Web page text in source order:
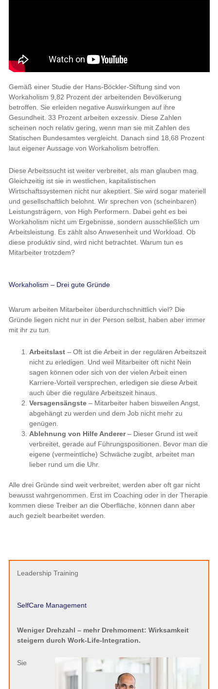
Gemäß einer Studie der Hans-Böckler-Stiftung sind von
Workaholism 9,82 Prozent der arbeitenden Bevölkerung
betroffen. Sie erleiden negative Auswirkungen auf ihre
Gesundheit. 33 Prozent arbeiten exzessiv. Diese Zahlen
scheinen noch relativ gering, wenn man sie mit Zahlen des
Statischen Bundesamtes vergleicht. Danach sind 18,68 Prozent
laut eigener Aussage von Workaholism betroffen.
Diese Arbeitssucht ist weiter verbreitet, als man glauben mag.
Gleichzeitig ist sie in westlichen, kapitalistischen
Wirtschaftssystemen nicht nur akeptiert. Sie wird sogar materiell
und gesellschaftlich belohnt. Wir sprechen von (scheinbaren)
Leistungsträgern, von High Performern. Dabei geht es bei
Workaholism nicht um Ergebnisse, sondern ausschließlich um
Arbeitsleistung. Es zählt also Anwesenheit und Workload. Ob
diese produktiv sind, wird nicht betrachtet. Warum tun es
Mitarbeiter trotzdem?
Workaholism – Drei gute Gründe
Warum arbeiten Mitarbeiter überdurchschnittlich viel? Die
Gründe liegen nicht nur in der Person selbst, haben aber immer
mit ihr zu tun.
Arbeitslast– Oft ist die Arbeit in der regulären Arbeitszeit
nicht zu erledigen. Und weil Mitarbeiter oft nicht Nein
sagen können oder sich von der vielen Arbeit einen
Karriere-Vorteil versprechen, erledigen sie diese Arbeit
auch über die reguläre Arbeitszeit hinaus.
Versagensängste– Mitarbeiter haben bisweilen Angst,
abgehängt zu werden und dem Job nicht mehr zu
genügen.
Ablehnung von Hilfe Anderer– Dieser Grund ist weit
verbreitet, gerade auf Führungspositionen. Bevor man die
eigene (vermeintliche) Schwäche zugibt, arbeitet man
lieber rund um die Uhr.
Alle drei Gründe sind weit verbreitet, werden aber oft gar nicht
bewusst wahrgenommen. Erst im Coaching oder in der Therapie
kommen diese Treiber an die Oberfläche, können dann aber
auch gezielt bearbeitet werden.
Leadership Training
SelfCare Management
Weniger Drehzahl – mehr Drehmoment: Wirksamkeit
steigern durch Work-Life-Integration.
Sie